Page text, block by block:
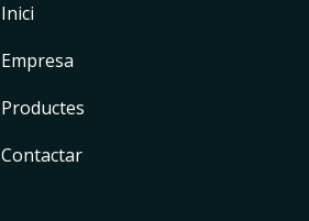
Inici
Empresa
Productes
Contactar